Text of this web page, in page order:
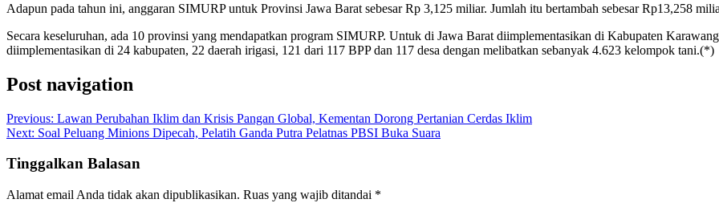
Adapun pada tahun ini, anggaran SIMURP untuk Provinsi Jawa Barat sebesar Rp 3,125 miliar. Jumlah itu bertambah sebesar Rp13,258
Secara keseluruhan, ada 10 provinsi yang mendapatkan program SIMURP. Untuk di Jawa Barat diimplementasikan di Kabupaten
diimplementasikan di 24 kabupaten, 22 daerah irigasi, 121 dari 117 BPP dan 117 desa dengan melibatkan sebanyak 4.623 kelompok tani.(*)
Post navigation
Previous: Lawan Perubahan Iklim dan Krisis Pangan Global, Kementan Dorong Pertanian Cerdas Iklim
Next: Soal Peluang Minions Dipecah, Pelatih Ganda Putra Pelatnas PBSI Buka Suara
Tinggalkan Balasan
Alamat email Anda tidak akan dipublikasikan. Ruas yang wajib ditandai *